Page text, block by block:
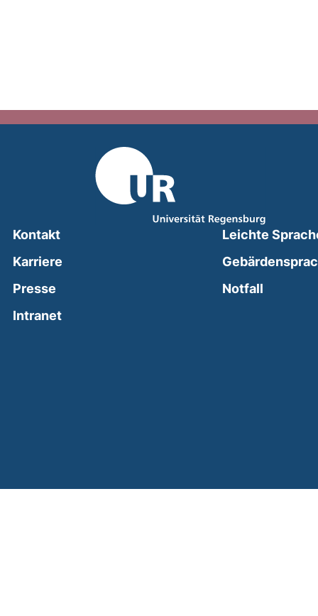
Kontakt
Karriere
Presse
Intranet(external link, opens in a new window)
Leichte
Notfall